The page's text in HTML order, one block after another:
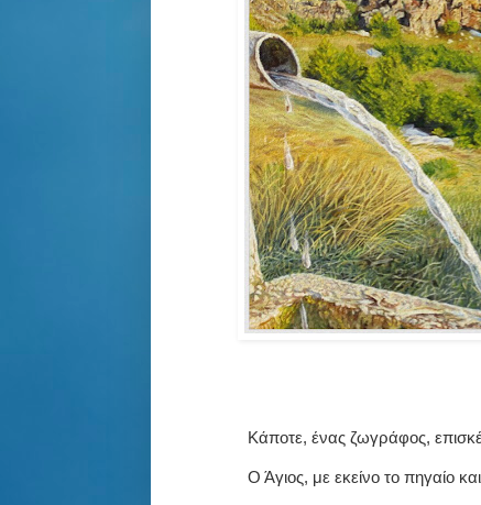
Κάποτε, ένας ζωγράφος,
Ο Άγιος, με εκείνο το πηγαίο